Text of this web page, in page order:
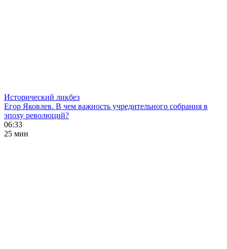
Исторический ликбез
Егор Яковлев. В чем важность учредительного собрания в
эпоху революций?
06:33
25 мин